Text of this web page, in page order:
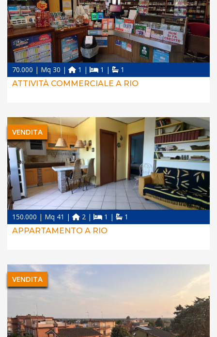
70.000 | Mq 30 | 1 | 1 |
1
ATTIVITÀ COMMERCIALE A RIO
VENDITA
150.000 | Mq 41 | 2 | 1 |
1
APPARTAMENTO A RIO
VENDITA